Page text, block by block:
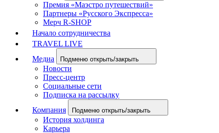
Премия «Маэстро путешествий»
Партнеры «Русского Экспресса»
Мерч R-SHOP
Начало сотрудничества
TRAVEL LIVE
Медиа
Подменю открыть/закрыть
Новости
Пресс-центр
Социальные сети
Подписка на рассылку
Компания
Подменю открыть/закрыть
История холдинга
Карьера